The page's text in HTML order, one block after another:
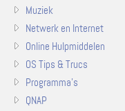
Muziek
Netwerk en Internet
Online Hulpmiddelen
OS Tips & Trucs
Programma's
QNAP